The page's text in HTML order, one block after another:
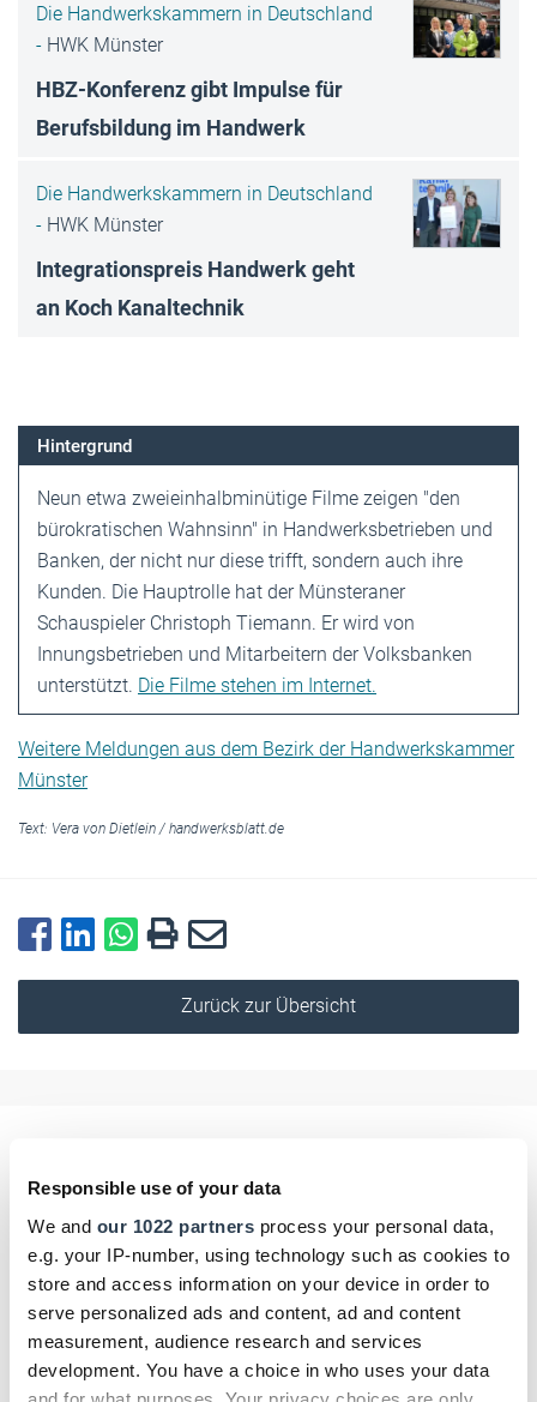
Responsible use of your data
We and our 1022 partners process your personal data,
e.g. your IP-number, using technology such as cookies to
store and access information on your device in order to
serve personalized ads and content, ad and content
measurement, audience research and services
development. You have a choice in who uses your data
Die Handwerkskammern in Deutschland
- HWK Münster
HBZ-Konferenz gibt Impulse für
Berufsbildung im Handwerk
Die Handwerkskammern in Deutschland
- HWK Münster
Integrationspreis Handwerk geht
an Koch Kanaltechnik
Hintergrund
Neun etwa zweieinhalbminütige Filme zeigen "den
bürokratischen Wahnsinn" in Handwerksbetrieben und
Banken, der nicht nur diese trifft, sondern auch ihre
Kunden. Die Hauptrolle hat der Müns­teraner
Schauspieler Christoph Tiemann. Er wird von
Innungsbetrieben und Mitarbeitern der Volksbanken
unterstützt. Die Filme stehen im Internet.
Weitere Meldungen aus dem Bezirk der Handwerkskammer
Münster
Text: Vera von Dietlein / handwerksblatt.de
Zurück zur Übersicht
Name
E-Mail